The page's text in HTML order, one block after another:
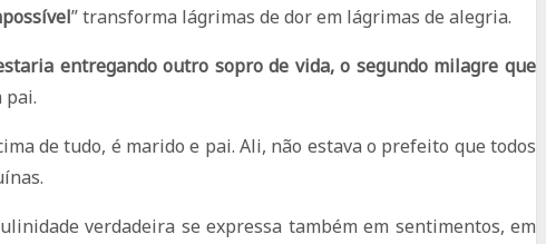
” transforma lágrimas de dor em lágrimas de alegria.
entregando outro sopro de vida, o segundo milagre que
pai.
de tudo, é marido e pai. Ali, não estava o prefeito que todos
verdadeira se expressa também em sentimentos, em